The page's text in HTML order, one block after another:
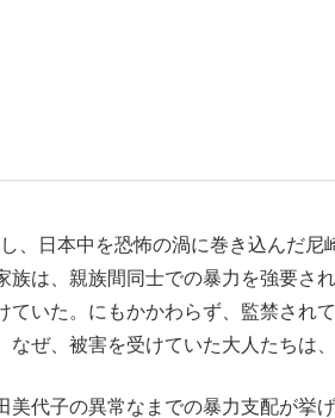
らと言って…」サッカー日本代表・森保一
、日本中を恐怖の渦に巻き込んだ尼
族は、親族間同士での暴力を強要さ
ていた。にもかかわらず、監禁され
なぜ、被害を受けていた大人たちは
代子の異常なまでの暴力支配が挙